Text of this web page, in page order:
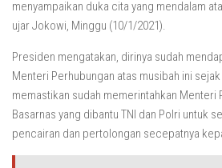
menyampaikan duka cita yang mendalam
ujar Jokowi, Minggu (10/1/2021).
Presiden mengatakan, dirinya sudah
Menteri Perhubungan atas musibah ini
memastikan sudah memerintahkan Menteri
Basarnas yang dibantu TNI dan Polri untuk
pencairan dan pertolongan secepatnya